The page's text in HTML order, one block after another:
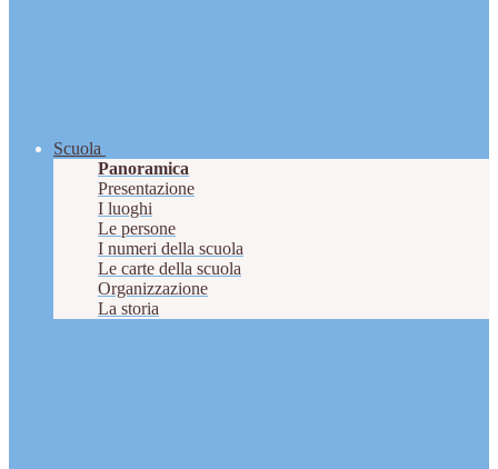
Scuola
Panoramica
Presentazione
I luoghi
Le persone
I numeri della scuola
Le carte della scuola
Organizzazione
La storia